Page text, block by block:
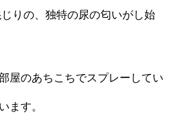
りの、独特の尿の匂いがし始
屋のあちこちでスプレーしてい
ます。